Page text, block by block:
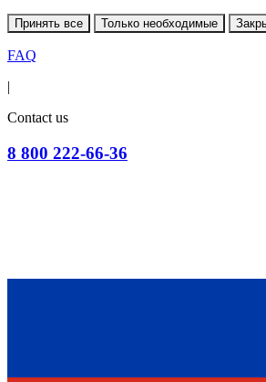
Принять все Только необходимые
FAQ
|
Contact us
8 800 222-66-36